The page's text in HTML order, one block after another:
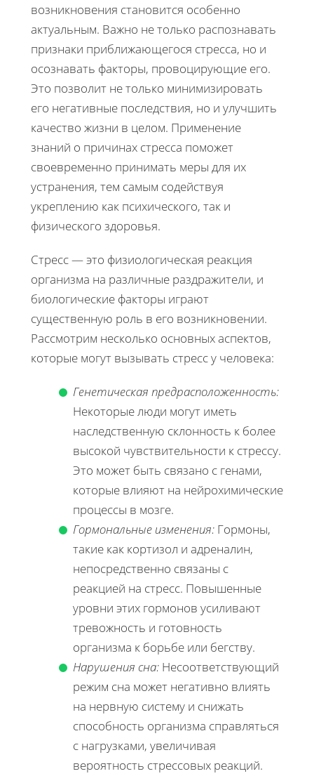
возникновения становится особенно
актуальным. Важно не только распознавать
признаки приближающегося стресса, но и
осознавать факторы, провоцирующие его.
Это позволит не только минимизировать
его негативные последствия, но и улучшить
качество жизни в целом. Применение
знаний о причинах стресса поможет
своевременно принимать меры для их
устранения, тем самым содействуя
укреплению как психического, так и
физического здоровья.
Стресс — это физиологическая реакция
организма на различные раздражители, и
биологические факторы играют
существенную роль в его возникновении.
Рассмотрим несколько основных аспектов,
которые могут вызывать стресс у человека:
Генетическая предрасположенность:
Некоторые люди могут иметь
наследственную склонность к более
высокой чувствительности к стрессу.
Это может быть связано с генами,
которые влияют на нейрохимические
процессы в мозге.
Гормональные изменения: Гормоны,
такие как кортизол и адреналин,
непосредственно связаны с
реакцией на стресс. Повышенные
уровни этих гормонов усиливают
тревожность и готовность
организма к борьбе или бегству.
Нарушения сна: Несоответствующий
режим сна может негативно влиять
на нервную систему и снижать
способность организма справляться
с нагрузками, увеличивая
вероятность стрессовых реакций.